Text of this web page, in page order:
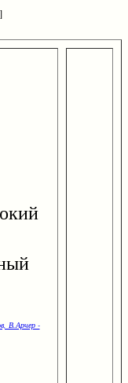
]
В.Арчер -